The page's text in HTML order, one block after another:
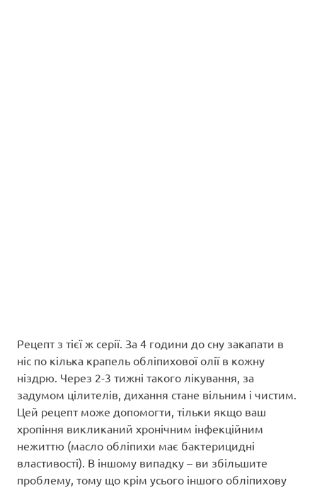
Рецепт з тієї ж серії. За 4 години до сну закапати в
ніс по кілька крапель обліпихової олії в кожну
ніздрю. Через 2-3 тижні такого лікування, за
задумом цілителів, дихання стане вільним і чистим.
Цей рецепт може допомогти, тільки якщо ваш
хропіння викликаний хронічним інфекційним
нежиттю (масло обліпихи має бактерицидні
властивості). В іншому випадку – ви збільшите
проблему, тому що крім усього іншого обліпихову